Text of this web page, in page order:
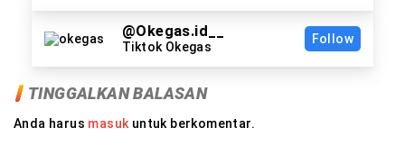
@Okegas.id__
Tiktok Okegas
Follow
TINGGALKAN BALASAN
Anda harus masuk untuk berkomentar.